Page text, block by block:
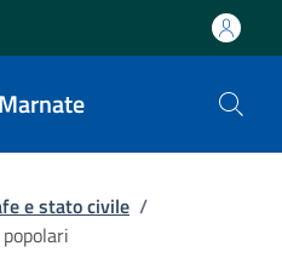
e stato civile /